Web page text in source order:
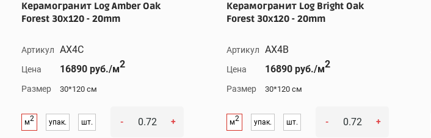
Керамогранит Log Amber Oak
Forest 30x120 - 20mm
Артикул AX4C
Цена 16890 руб./м2
Размер 30*120 см
м2 упак. шт. - +
Керамогранит Log Bright Oak
Forest 30x120 - 20mm
Артикул AX4B
Цена 16890 руб./м2
Размер 30*120 см
м2 упак. шт. - +